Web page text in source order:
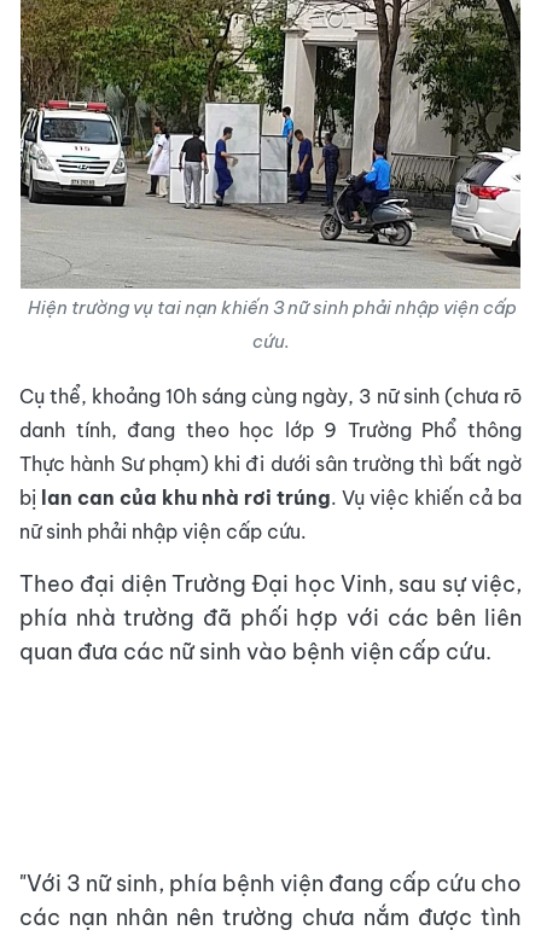
Hiện trường vụ tai nạn khiến 3 nữ sinh phải nhập viện cấp
cứu.
Cụ thể, khoảng 10h sáng cùng ngày, 3 nữ sinh (chưa rõ
danh tính, đang theo học lớp 9 Trường Phổ thông
Thực hành Sư phạm) khi đi dưới sân trường thì bất ngờ
bị lan can của khu nhà rơi trúng. Vụ việc khiến cả ba
nữ sinh phải nhập viện cấp cứu.
Theo đại diện Trường Đại học Vinh, sau sự việc,
phía nhà trường đã phối hợp với các bên liên
quan đưa các nữ sinh vào bệnh viện cấp cứu.
"Với 3 nữ sinh, phía bệnh viện đang cấp cứu cho
các nạn nhân nên trường chưa nắm được tình